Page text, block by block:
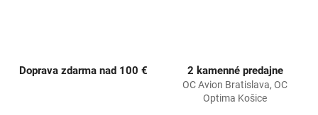
Doprava zdarma nad 100 € 2 kamenné predajne
OC Avion Bratislava, OC
Optima Košice